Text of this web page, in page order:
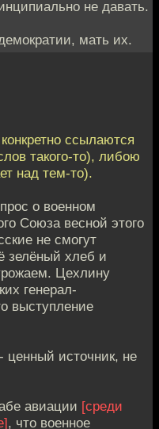
не давать.
мать их.
ссылаются
такого-то), либою
над тем-то).
о военном
Союза весной этого
не смогут
зелёный хлеб и
Цехлину
генерал-
выступление
ценный источник, не
авиации [среди
, что военное